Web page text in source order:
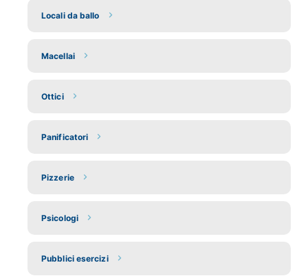
Locali da ballo
Macellai
Ottici
Panificatori
Pizzerie
Psicologi
Pubblici esercizi